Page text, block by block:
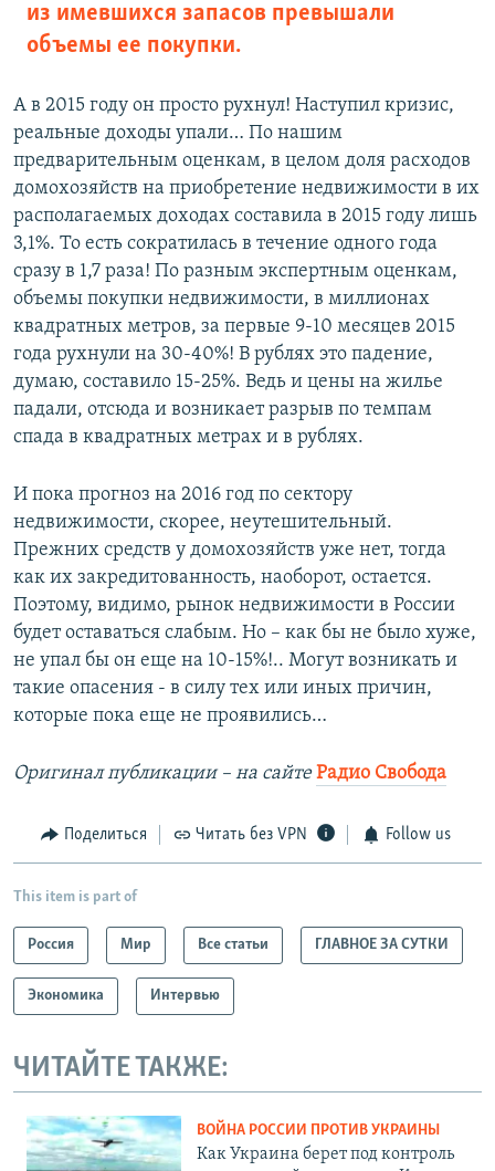
из имевшихся запасов превышали
объемы ее покупки.
А в 2015 году он просто рухнул! Наступил кризис,
реальные доходы упали… По нашим
предварительным оценкам, в целом доля расходов
домохозяйств на приобретение недвижимости в их
располагаемых доходах составила в 2015 году лишь
3,1%. То есть сократилась в течение одного года
сразу в 1,7 раза! По разным экспертным оценкам,
объемы покупки недвижимости, в миллионах
квадратных метров, за первые 9-10 месяцев 2015
года рухнули на 30-40%! В рублях это падение,
думаю, составило 15-25%. Ведь и цены на жилье
падали, отсюда и возникает разрыв по темпам
спада в квадратных метрах и в рублях.
И пока прогноз на 2016 год по сектору
недвижимости, скорее, неутешительный.
Прежних средств у домохозяйств уже нет, тогда
как их закредитованность, наоборот, остается.
Поэтому, видимо, рынок недвижимости в России
будет оставаться слабым. Но – как бы не было хуже,
не упал бы он еще на 10-15%!.. Могут возникать и
такие опасения - в силу тех или иных причин,
которые пока еще не проявились…
Оригинал публикации – на сайте Радио Свобода
Поделиться Читать без VPN Follow us
This item is part of
Россия Мир Все статьи ГЛАВНОЕ ЗА СУТКИ
Экономика Интервью
ЧИТАЙТЕ ТАКЖЕ:
ВОЙНА РОССИИ ПРОТИВ УКРАИНЫ
Как Украина берет под контроль